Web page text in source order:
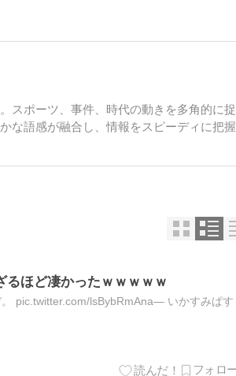
スポーツ、事件、時代の動きを多角的に捉
な語感が融合し、情報をスピーディに把握
るほど凄かったｗｗｗｗｗ
pic.twitter.com/lsBybRmAna— いかすみぱす